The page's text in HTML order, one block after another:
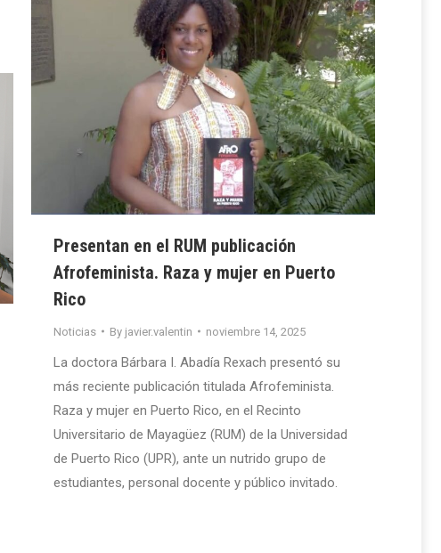
Presentan en el RUM publicación
Afrofeminista. Raza y mujer en Puerto
Rico
Noticias By javier.valentin noviembre 14, 2025
La doctora Bárbara I. Abadía Rexach presentó su
más reciente publicación titulada Afrofeminista.
Raza y mujer en Puerto Rico, en el Recinto
Universitario de Mayagüez (RUM) de la Universidad
de Puerto Rico (UPR), ante un nutrido grupo de
estudiantes, personal docente y público invitado.